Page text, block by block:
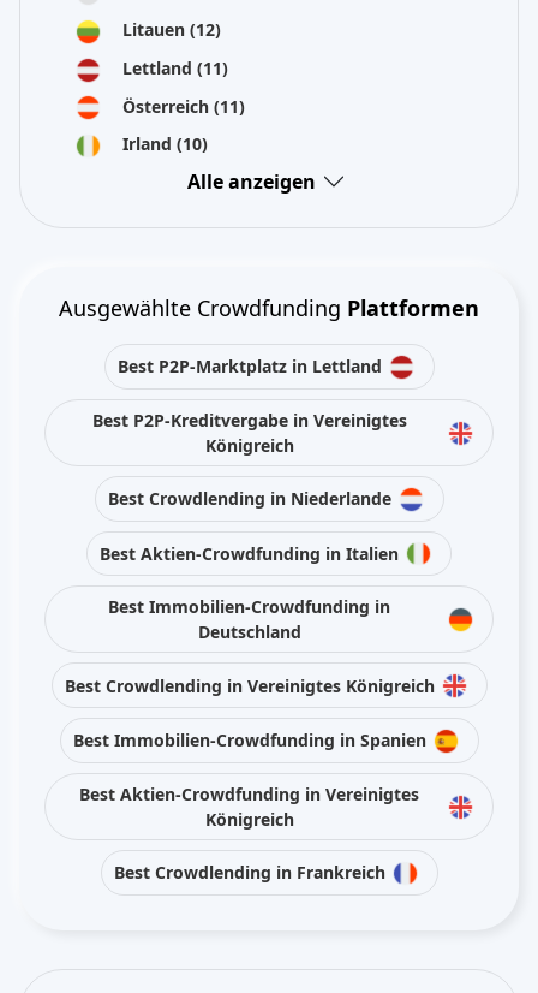
Litauen (12)
Lettland (11)
Österreich (11)
Irland (10)
Alle anzeigen
Ausgewählte Crowdfunding Plattformen
Best P2P-Marktplatz in Lettland
Best P2P-Kreditvergabe in Vereinigtes
Königreich
Best Crowdlending in Niederlande
Best Aktien-Crowdfunding in Italien
Best Immobilien-Crowdfunding in
Deutschland
Best Crowdlending in Vereinigtes Königreich
Best Immobilien-Crowdfunding in Spanien
Best Aktien-Crowdfunding in Vereinigtes
Königreich
Best Crowdlending in Frankreich